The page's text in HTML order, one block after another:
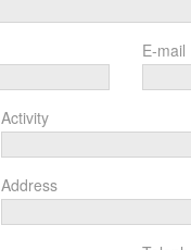
E-mail
Activity
Address